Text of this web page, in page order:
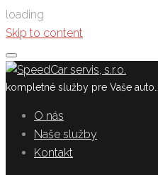
loading
Skip to content
kompletné služby pre Vaše auto…
O nás
Naše služby
Kontakt